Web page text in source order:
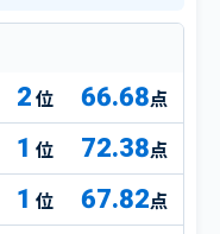
2 66.68点
1 72.38点
1 67.82点